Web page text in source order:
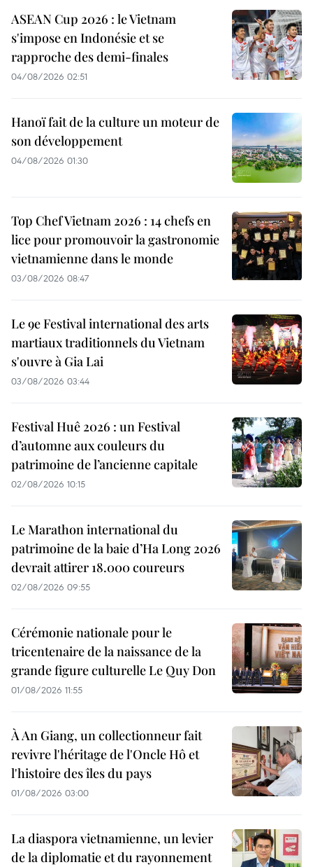
ASEAN Cup 2026 : le Vietnam
s'impose en Indonésie et se
rapproche des demi-finales
04/08/2026 02:51
Hanoï fait de la culture un moteur de
son développement
04/08/2026 01:30
Top Chef Vietnam 2026 : 14 chefs en
lice pour promouvoir la gastronomie
vietnamienne dans le monde
03/08/2026 08:47
Le 9e Festival international des arts
martiaux traditionnels du Vietnam
s'ouvre à Gia Lai
03/08/2026 03:44
Festival Huê 2026 : un Festival
d’automne aux couleurs du
patrimoine de l’ancienne capitale
02/08/2026 10:15
Le Marathon international du
patrimoine de la baie d’Ha Long 2026
devrait attirer 18.000 coureurs
02/08/2026 09:55
Cérémonie nationale pour le
tricentenaire de la naissance de la
grande figure culturelle Le Quy Don
01/08/2026 11:55
À An Giang, un collectionneur fait
revivre l'héritage de l'Oncle Hô et
l'histoire des îles du pays
01/08/2026 03:00
La diaspora vietnamienne, un levier
de la diplomatie et du rayonnement